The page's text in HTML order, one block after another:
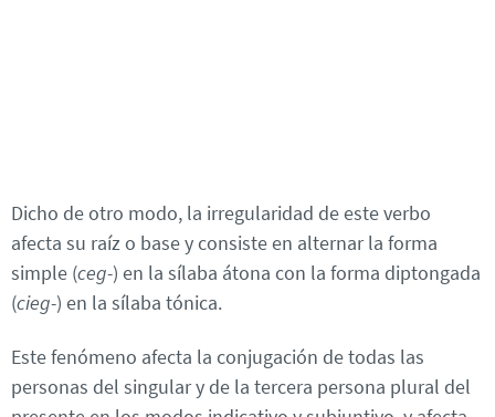
Dicho de otro modo, la irregularidad de este verbo
afecta su raíz o base y consiste en alternar la forma
simple (ceg-) en la sílaba átona con la forma diptongada
(cieg-) en la sílaba tónica.
Este fenómeno afecta la conjugación de todas las
personas del singular y de la tercera persona plural del